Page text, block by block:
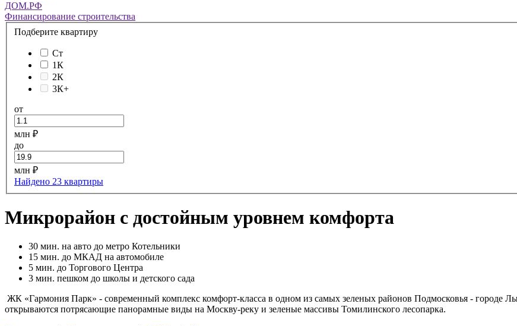
ДОМ.РФ
Финансирование строительства
Подберите квартиру
Ст
1К
2К
3К+
от
млн ₽
до
млн ₽
Найдено 23 квартиры
Микрорайон с достойным уровнем комфорта
30 мин. на авто до метро Котельники
15 мин. до МКАД на автомобиле
5 мин. до Торгового Центра
3 мин. пешком до школы и детского сада
ЖК «Гармония Парк» - современный комплекс комфорт-класса в одном из самых зеленых районов Подмосковья - городе
открываются потрясающие панорамные виды на Москву-реку и зеленые массивы Томилинского лесопарка.